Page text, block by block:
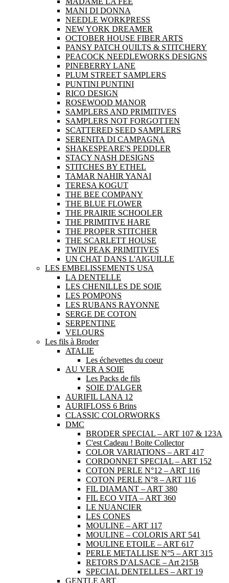
MANI DI DONNA
NEEDLE WORKPRESS
NEW YORK DREAMER
OCTOBER HOUSE FIBER ARTS
PANSY PATCH QUILTS & STITCHERY
PEACOCK NEEDLEWORKS DESIGNS
PINEBERRY LANE
PLUM STREET SAMPLERS
PUNTINI PUNTINI
RICO DESIGN
ROSEWOOD MANOR
SAMPLERS AND PRIMITIVES
SAMPLERS NOT FORGOTTEN
SCATTERED SEED SAMPLERS
SERENITA DI CAMPAGNA
SHAKESPEARE'S PEDDLER
STACY NASH DESIGNS
STITCHES BY ETHEL
TAMAR NAHIR YANAI
TERESA KOGUT
THE BEE COMPANY
THE BLUE FLOWER
THE PRAIRIE SCHOOLER
THE PRIMITIVE HARE
THE PROPER STITCHER
THE SCARLETT HOUSE
TWIN PEAK PRIMITIVES
UN CHAT DANS L'AIGUILLE
LES EMBELISSEMENTS USA
LA DENTELLE
LES CHENILLES DE SOIE
LES POMPONS
LES RUBANS RAYONNE
SERGE DE COTON
SERPENTINE
VELOURS
Les fils à Broder
ATALIE
Les échevettes du coeur
AU VER A SOIE
Les Packs de fils
SOIE D'ALGER
AURIFIL LANA 12
AURIFLOSS 6 Brins
CLASSIC COLORWORKS
DMC
BRODER SPECIAL – ART 107 & 123A
C'est Cadeau ! Boite Collector
COLOR VARIATIONS – ART 417
CORDONNET SPECIAL – ART 152
COTON PERLE N°12 – ART 116
COTON PERLE N°8 – ART 116
FIL DIAMANT – ART 380
FIL ECO VITA – ART 360
LE NUANCIER
LES CONES
MOULINE – ART 117
MOULINE – COLORIS ART 541
MOULINE ETOILE – ART 617
PERLE METALLISE N°5 – ART 315
RETORS D'ALSACE – Art 215B
SPECIAL DENTELLES – ART 19
GENTLE ART